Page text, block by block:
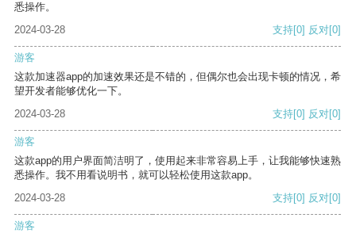
悉操作。
2024-03-28
支持[0] 反对[0]
游客
这款加速器app的加速效果还是不错的，但偶尔也会出现卡顿的情况，希
望开发者能够优化一下。
2024-03-28
支持[0] 反对[0]
游客
这款app的用户界面简洁明了，使用起来非常容易上手，让我能够快速熟
悉操作。我不用看说明书，就可以轻松使用这款app。
2024-03-28
支持[0] 反对[0]
游客